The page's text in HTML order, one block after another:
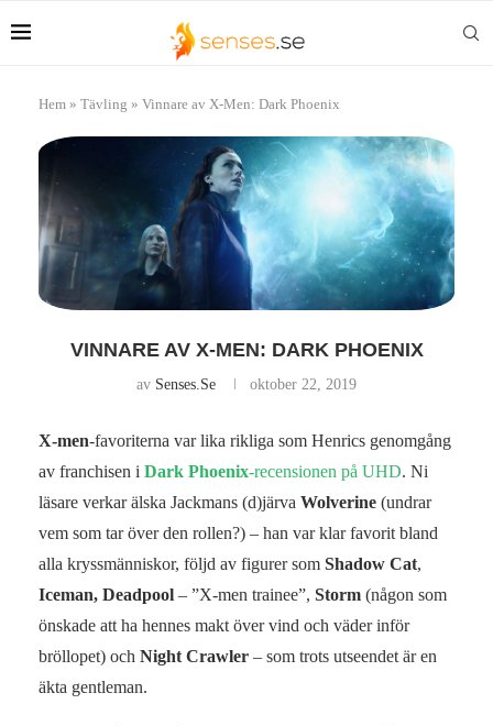
Hem » Tävling » Vinnare av X-Men: Dark Phoenix
VINNARE AV X-MEN: DARK PHOENIX
av Senses.se oktober 22, 2019
X-men-favoriterna var lika rikliga som Henrics genomgång
av franchisen i Dark Phoenix-recensionen på UHD. Ni
läsare verkar älska Jackmans (d)järva Wolverine (undrar
vem som tar över den rollen?) – han var klar favorit bland
alla kryssmänniskor, följd av figurer som Shadow Cat,
Iceman, Deadpool – ”X-men trainee”, Storm (någon som
önskade att ha hennes makt över vind och väder inför
bröllopet) och Night Crawler – som trots utseendet är en
äkta gentleman.